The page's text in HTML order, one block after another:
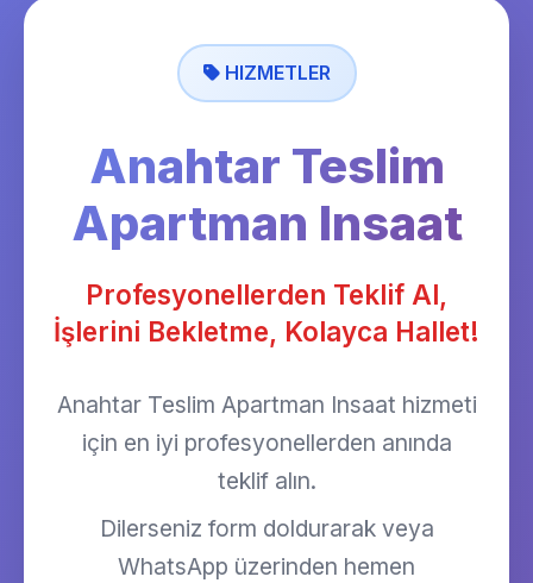
HIZMETLER
Anahtar Teslim
Apartman Insaat
Profesyonellerden Teklif Al,
İşlerini Bekletme, Kolayca Hallet!
Anahtar Teslim Apartman Insaat hizmeti
için en iyi profesyonellerden anında
teklif alın.
Dilerseniz form doldurarak veya
WhatsApp üzerinden hemen